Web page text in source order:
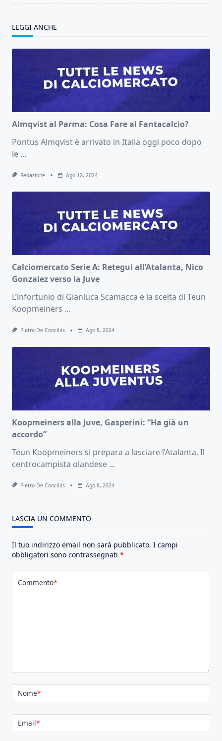
LEGGI ANCHE
Almqvist al Parma: Cosa Fare al Fantacalcio?
Pontus Almqvist è arrivato in Italia oggi poco dopo
le ...
Redazione Ago 12, 2024
Calciomercato Serie A: Retegui all’Atalanta, Nico
Gonzalez verso la Juve
L’infortunio di Gianluca Scamacca e la scelta di Teun
Koopmeiners ...
Pietro De Conciliis Ago 8, 2024
Koopmeiners alla Juve, Gasperini: “Ha già un
accordo”
Teun Koopmeiners si prepara a lasciare l’Atalanta. Il
centrocampista olandese ...
Pietro De Conciliis Ago 8, 2024
LASCIA UN COMMENTO
Il tuo indirizzo email non sarà pubblicato. I campi
obbligatori sono contrassegnati *
Commento*
Nome*
Email*